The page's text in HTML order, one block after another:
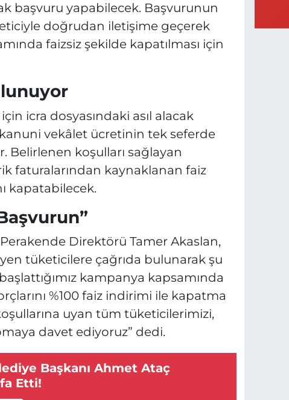
başvuru yapabilecek. Başvurunun
doğrudan iletişime geçerek
faizsiz şekilde kapatılması için
icra dosyasındaki asıl alacak
vekâlet ücretinin tek seferde
Belirlenen koşulları sağlayan
faturalarından kaynaklanan faiz
kapatabilecek.
Direktörü Tamer Akaslan,
tüketicilere çağrıda bulunarak şu
kampanya kapsamında
%100 faiz indirimi ile kapatma
uyan tüm tüketicilerimizi,
davet ediyoruz” dedi.
Başkanı Ahmet Ataç
Etti!